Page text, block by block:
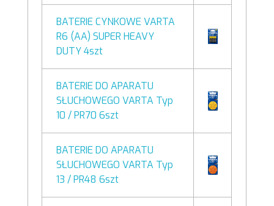
BATERIE CYNKOWE VARTA
R6 (AA) SUPER HEAVY
DUTY 4szt
BATERIE DO APARATU
SŁUCHOWEGO VARTA Typ
10 / PR70 6szt
BATERIE DO APARATU
SŁUCHOWEGO VARTA Typ
13 / PR48 6szt